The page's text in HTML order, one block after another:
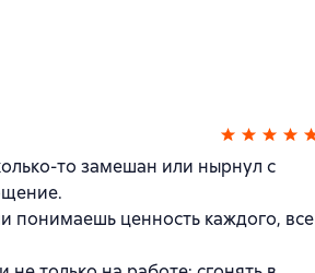
то замешан или нырнул с
понимаешь ценность каждого, все